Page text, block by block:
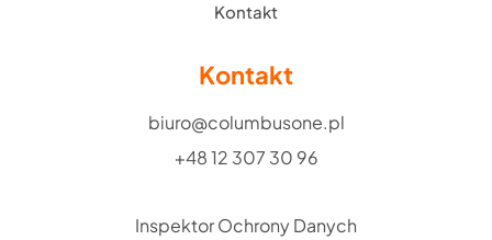
Kontakt
Kontakt
biuro@columbusone.pl
+48 12 307 30 96
Inspektor Ochrony Danych